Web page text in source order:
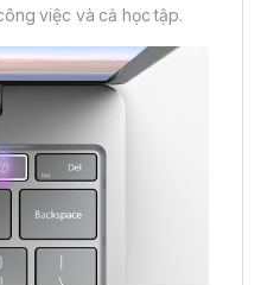
việc và cả học tập.